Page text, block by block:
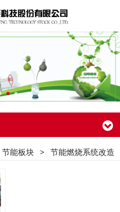
节能板块 > 节能燃烧系统改造